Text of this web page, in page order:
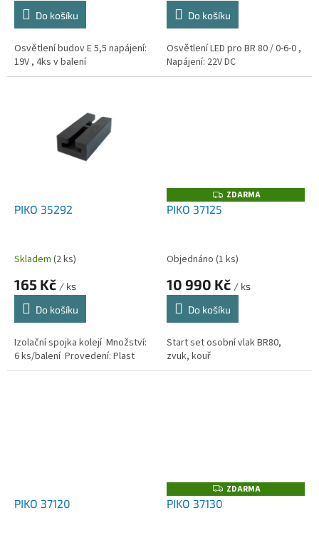
Do košíku
Osvětlení budov E 5,5 napájení:
19V , 4ks v balení
Do košíku
Osvětlení LED pro BR 80 / 0-6-0 ,
Napájení: 22V DC
PIKO 35292
Skladem (2 ks)
165 Kč / ks
Do košíku
Izolační spojka kolejí Množství:
6 ks/balení Provedení: Plast
Z
D
ZDARMA
PIKO 37125
Objednáno (1 ks)
10 990 Kč / ks
Do košíku
Start set osobní vlak BR80,
zvuk, kouř
PIKO 37120
Z
D
ZDARMA
PIKO 37130